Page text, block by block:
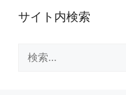
サイト内検索
索: